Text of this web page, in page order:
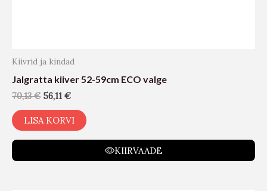
Kiivrid ja kindad
Jalgratta kiiver 52-59cm ECO valge
70,13€ 56,11 €
LISA KORVI
KIIRVAADE